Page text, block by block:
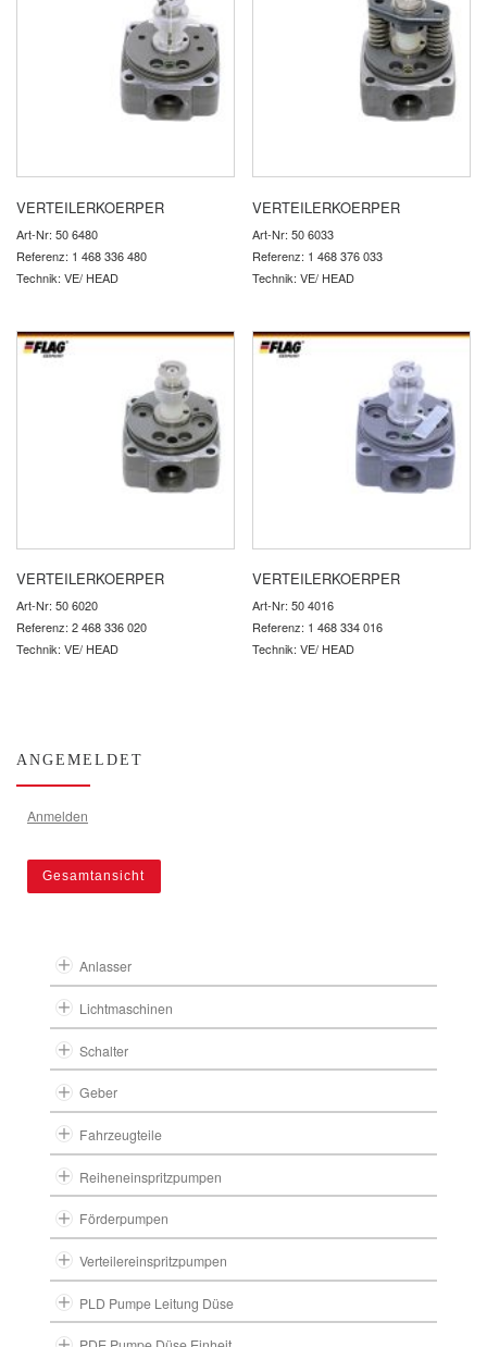
VERTEILERKOERPER
Art-Nr: 50 6480
Referenz: 1 468 336 480
Technik: VE/ HEAD
VERTEILERKOERPER
Art-Nr: 50 6033
Referenz: 1 468 376 033
Technik: VE/ HEAD
VERTEILERKOERPER
Art-Nr: 50 6020
Referenz: 2 468 336 020
Technik: VE/ HEAD
VERTEILERKOERPER
Art-Nr: 50 4016
Referenz: 1 468 334 016
Technik: VE/ HEAD
ANGEMELDET
Anmelden
Gesamtansicht
Anlasser
Lichtmaschinen
Schalter
Geber
Fahrzeugteile
Reiheneinspritzpumpen
Förderpumpen
Verteilereinspritzpumpen
PLD Pumpe Leitung Düse